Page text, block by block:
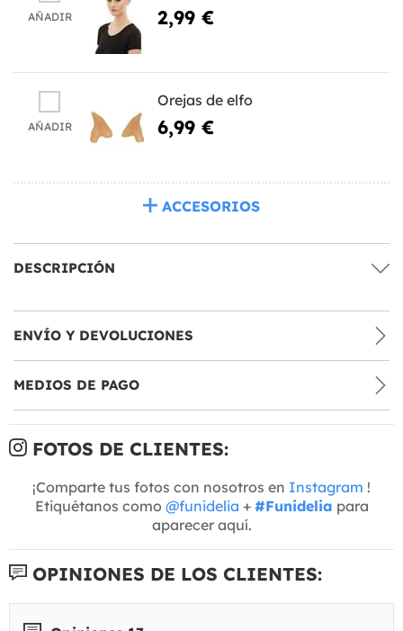
AÑADIR 2,99 €
AÑADIR
Orejas de elfo
6,99 €
ACCESORIOS
DESCRIPCIÓN
ENVÍO Y DEVOLUCIONES
MEDIOS DE PAGO
FOTOS DE CLIENTES:
¡Comparte tus fotos con nosotros en Instagram !
Etiquétanos como @funidelia + #Funidelia para
aparecer aquí.
OPINIONES DE LOS CLIENTES: